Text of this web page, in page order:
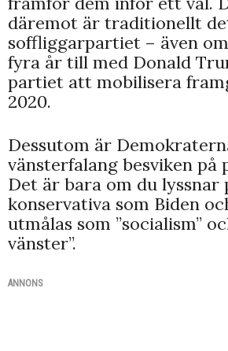
däremot är traditionellt
soffliggarpartiet – även
fyra år till med Donald
partiet att mobilisera
2020.
Dessutom är
vänsterfalang besviken på
Det är bara om du lyssnar
konservativa som Biden
utmålas som ”socialism”
vänster”.
ANNONS